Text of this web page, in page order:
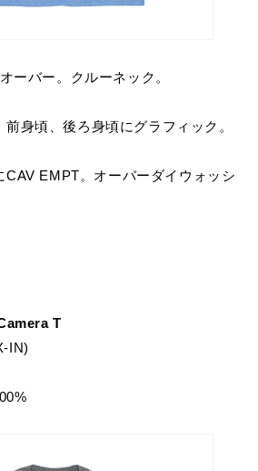
ーバー。クルーネック。
身頃、後ろ身頃にグラフィック。
CAV EMPT。オーバーダイウォッシ
T
IN)